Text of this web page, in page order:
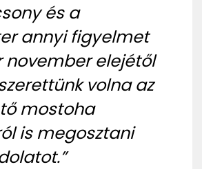
és a
annyi figyelmet
november elejétől
volna az
mostoha
is megosztani